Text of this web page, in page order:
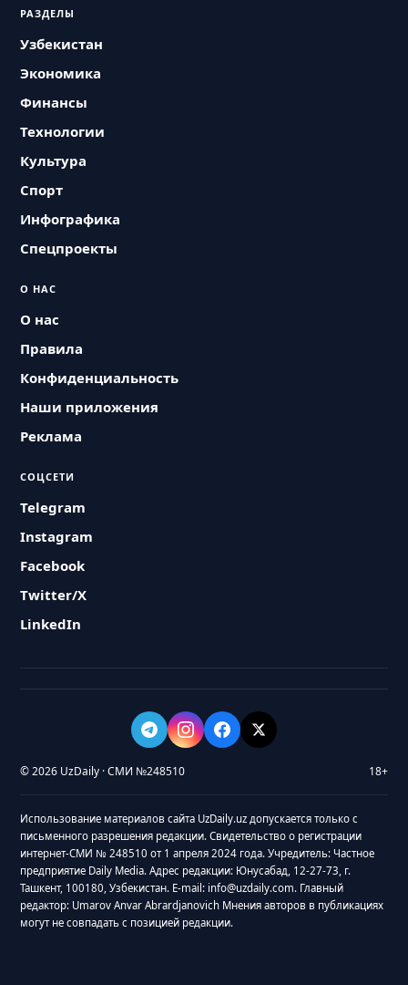
РАЗДЕЛЫ
Узбекистан
Экономика
Финансы
Технологии
Культура
Спорт
Инфографика
Спецпроекты
О НАС
О нас
Правила
Конфиденциальность
Наши приложения
Реклама
СОЦСЕТИ
Telegram
Instagram
Facebook
Twitter/X
LinkedIn
© 2026 UzDaily · СМИ №248510 18+
Использование материалов сайта UzDaily.uz допускается только с
письменного разрешения редакции. Свидетельство о регистрации
интернет-СМИ № 248510 от 1 апреля 2024 года. Учредитель: Частное
предприятие Daily Media. Адрес редакции: Юнусабад, 12-27-73, г.
Ташкент, 100180, Узбекистан. E-mail: info@uzdaily.com. Главный
редактор: Umarov Anvar Abrardjanovich Мнения авторов в публикациях
могут не совпадать с позицией редакции.